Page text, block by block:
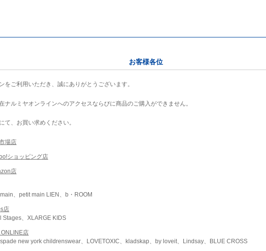
お客様各位
をご利用いただき、誠にありがとうございます。
ナルミヤオンラインへのアクセスならびに商品のご購入ができません。
て、お買い求めください。
場店
ショッピング店
店
、petit main LIEN、b・ROOM
店
Stages、XLARGE KIDS
ONLINE店
new york childrenswear、LOVETOXIC、kladskap、by loveit、Lindsay、BLUE CROSS